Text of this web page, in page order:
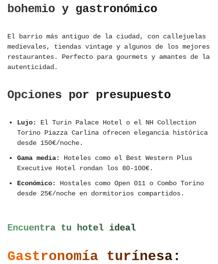
bohemio y gastronómico
El barrio más antiguo de la ciudad, con callejuelas
medievales, tiendas vintage y algunos de los mejores
restaurantes. Perfecto para gourmets y amantes de la
autenticidad.
Opciones por presupuesto
Lujo:
El Turin Palace Hotel o el NH Collection
Torino Piazza Carlina ofrecen elegancia histórica
desde 150€/noche.
Gama media:
Hoteles como el Best Western Plus
Executive Hotel rondan los 80-100€.
Económico:
Hostales como Open 011 o Combo Torino
desde 25€/noche en dormitorios compartidos.
Encuentra tu hotel ideal
Gastronomía turínesa: